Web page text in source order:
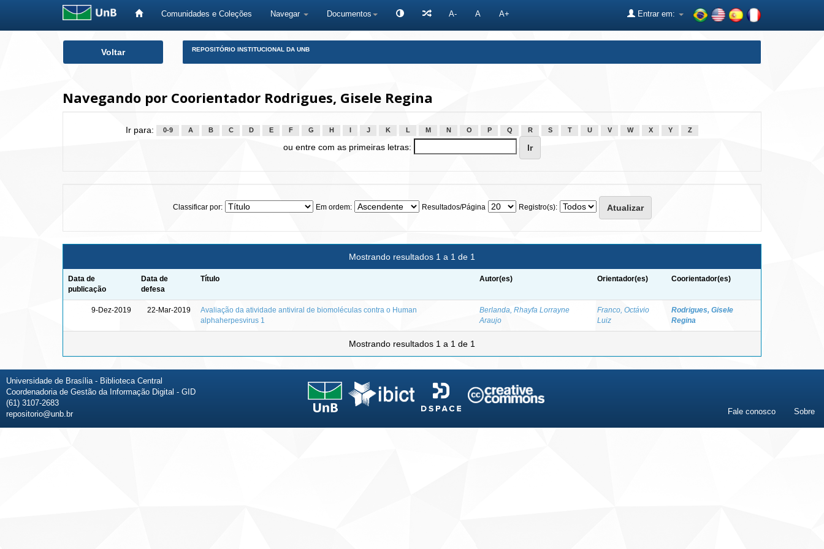
Comunidades e Coleções Navegar Documentos A- A A+ Entrar em:
Voltar REPOSITÓRIO INSTITUCIONAL DA UNB
Navegando por Coorientador Rodrigues, Gisele Regina
Ir para: 0-9 A B C D E F G H J K L M N O P Q R S T U V W X Y Z
ou entre com as primeiras letras:
Classificar por: Em ordem: Resultados/Página Registro(s):
Mostrando resultados 1 a 1 de 1
Data de
publicação
Data de
defesa
Título Autor(es) Orientador(es) Coorientador(es)
9-Dez-2019 22-Mar-2019
Avaliação da atividade antiviral de biomoléculas contra o Human
alphaherpesvirus 1
Berlanda, Rhayfa Lorrayne
Araujo
Franco, Octávio
Luiz
Rodrigues, Gisele
Regina
Mostrando resultados 1 a 1 de 1
Universidade de Brasília - Biblioteca Central
Coordenadoria de Gestão da Informação Digital - GID
(61) 3107-2683
repositorio@unb.br
Fale conosco Sobre